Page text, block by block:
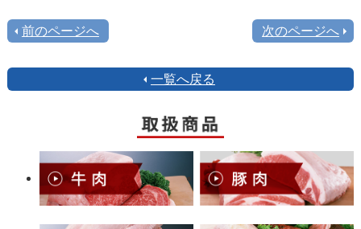
前のページへ 次のページへ
一覧へ戻る